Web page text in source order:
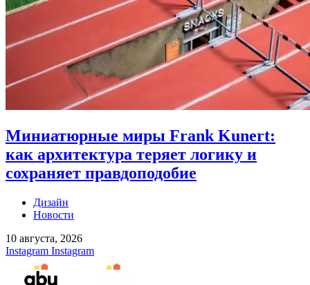
Миниатюрные миры Frank Kunert:
как архитектура теряет логику и
сохраняет правдоподобие
Дизайн
Новости
10 августа, 2026
Instagram Instagram